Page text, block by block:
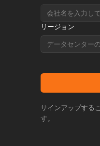
リージョン
データセンター
サインアップする
す。